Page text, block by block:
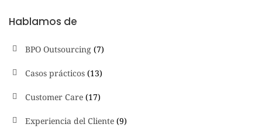
Hablamos de
BPO Outsourcing (7)
Casos prácticos (13)
Customer Care (17)
Experiencia del Cliente (9)